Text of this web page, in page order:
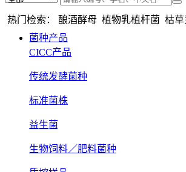
热门检索： 酿酒酵母 植物乳植杆菌 枯草
菌种产品
CICC产品
传统发酵菌种
标准菌株
益生菌
生物饲料／肥料菌种